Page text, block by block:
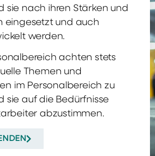
sie nach ihren Stärken und
eingesetzt und auch
werden.
achten stets
Themen und
im Personalbereich zu
sie auf die Bedürfnisse
abzustimmen.